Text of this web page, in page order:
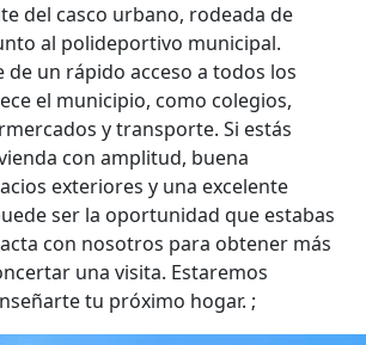
del casco urbano, rodeada de
al polideportivo municipal.
de un rápido acceso a todos los
el municipio, como colegios,
y transporte. Si estás
con amplitud, buena
exteriores y una excelente
ser la oportunidad que estabas
con nosotros para obtener más
una visita. Estaremos
tu próximo hogar. ;